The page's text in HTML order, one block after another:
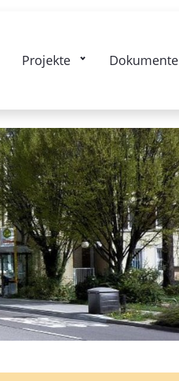
Projekte Dokumente